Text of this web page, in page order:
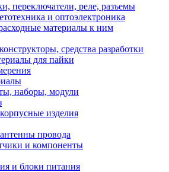
переключатели, реле, разъемы
и оптоэлектроника
материалы к ним
средства разработки
для пайки
наборы, модули
изделия
провода
и компоненты
и блоки питания